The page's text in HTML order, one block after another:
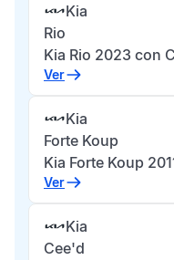
Kia
Rio
Kia Rio 2023 con
Ver
Kia
Forte Koup
Kia Forte Koup
Ver
Kia
Cee'd